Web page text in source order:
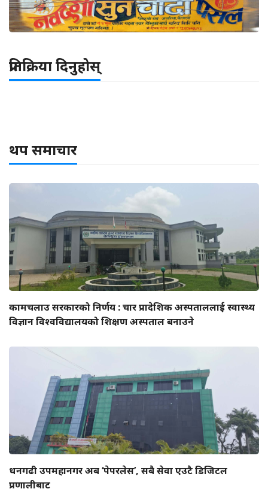
प्रतिक्रिया दिनुहोस्
थप समाचार
कामचलाउ सरकारको निर्णय : चार प्रादेशिक अस्पताललाई स्वास्थ्य
विज्ञान विश्वविद्यालयको शिक्षण अस्पताल बनाउने
धनगढी उपमहानगर अब ‘पेपरलेस’, सबै सेवा एउटै डिजिटल
प्रणालीबाट